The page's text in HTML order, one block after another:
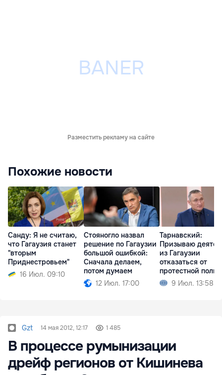
Разместить рекламу на сайте
Похожие новости
Санду: Я не считаю,
что Гагаузия станет
"вторым
Приднестровьем"
16 Июл. 09:10
Стояногло назвал
решение по Гагаузии
большой ошибкой:
Сначала делаем,
потом думаем
12 Июл. 17:00
Тарнавский:
Призываю
из Гагаузии
отказаться от
протестной
9 Июл. 13:58
Gzt 14 мая 2012, 12:17 1 485
В процессе румынизации
дрейф регионов от Кишинева